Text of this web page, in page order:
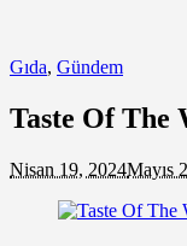
Gıda, Gündem
Taste Of The
Nisan 19, 2024Mayıs